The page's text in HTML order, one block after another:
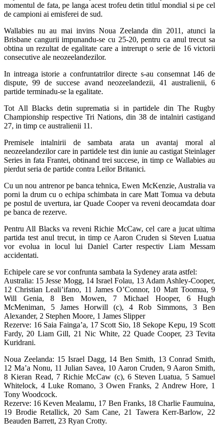
momentul de fata, pe langa acest trofeu detin titlul mondial si pe cel
de campioni ai emisferei de sud.
Wallabies nu au mai invins Noua Zeelanda din 2011, atunci la
Brisbane cangurii impunandu-se cu 25-20, pentru ca anul trecut sa
obtina un rezultat de egalitate care a intrerupt o serie de 16 victorii
consecutive ale neozeelandezilor.
In intreaga istorie a confruntatrilor directe s-au consemnat 146 de
dispute, 99 de succese avand neozeelandezii, 41 australienii, 6
partide terminadu-se la egalitate.
Tot All Blacks detin suprematia si in partidele din The Rugby
Championship respective Tri Nations, din 38 de intalniri castigand
27, in timp ce australienii 11.
Premisele intalnirii de sambata arata un avantaj moral al
neozeelandezilor care in partidele test din iunie au castigat Steinlager
Series in fata Frantei, obtinand trei succese, in timp ce Wallabies au
pierdut seria de partide contra Leilor Britanici.
Cu un nou antrenor pe banca tehnica, Ewen McKenzie, Australia va
porni la drum cu o echipa schimbata in care Matt Tomua va debuta
pe postul de uvertura, iar Quade Cooper va reveni deocamdata doar
pe banca de rezerve.
Pentru All Blacks va reveni Richie McCaw, cel care a jucat ultima
partida test anul trecut, in timp ce Aaron Cruden si Steven Luatua
vor evolua in locul lui Daniel Carter respectiv Liam Messam
accidentati.
Echipele care se vor confrunta sambata la Sydeney arata astfel:
Australia: 15 Jesse Mogg, 14 Israel Folau, 13 Adam Ashley-Cooper,
12 Christian Leali’ifano, 11 James O’Connor, 10 Matt Toomua, 9
Will Genia, 8 Ben Mowen, 7 Michael Hooper, 6 Hugh
McMeniman, 5 James Horwill (c), 4 Rob Simmons, 3 Ben
Alexander, 2 Stephen Moore, 1 James Slipper
Rezerve: 16 Saia Fainga’a, 17 Scott Sio, 18 Sekope Kepu, 19 Scott
Fardy, 20 Liam Gill, 21 Nic White, 22 Quade Cooper, 23 Tevita
Kuridrani.
Noua Zeelanda: 15 Israel Dagg, 14 Ben Smith, 13 Conrad Smith,
12 Ma’a Nonu, 11 Julian Savea, 10 Aaron Cruden, 9 Aaron Smith,
8 Kieran Read, 7 Richie McCaw (c), 6 Steven Luatua, 5 Samuel
Whitelock, 4 Luke Romano, 3 Owen Franks, 2 Andrew Hore, 1
Tony Woodcock.
Rezerve: 16 Keven Mealamu, 17 Ben Franks, 18 Charlie Faumuina,
19 Brodie Retallick, 20 Sam Cane, 21 Tawera Kerr-Barlow, 22
Beauden Barrett, 23 Ryan Crotty.